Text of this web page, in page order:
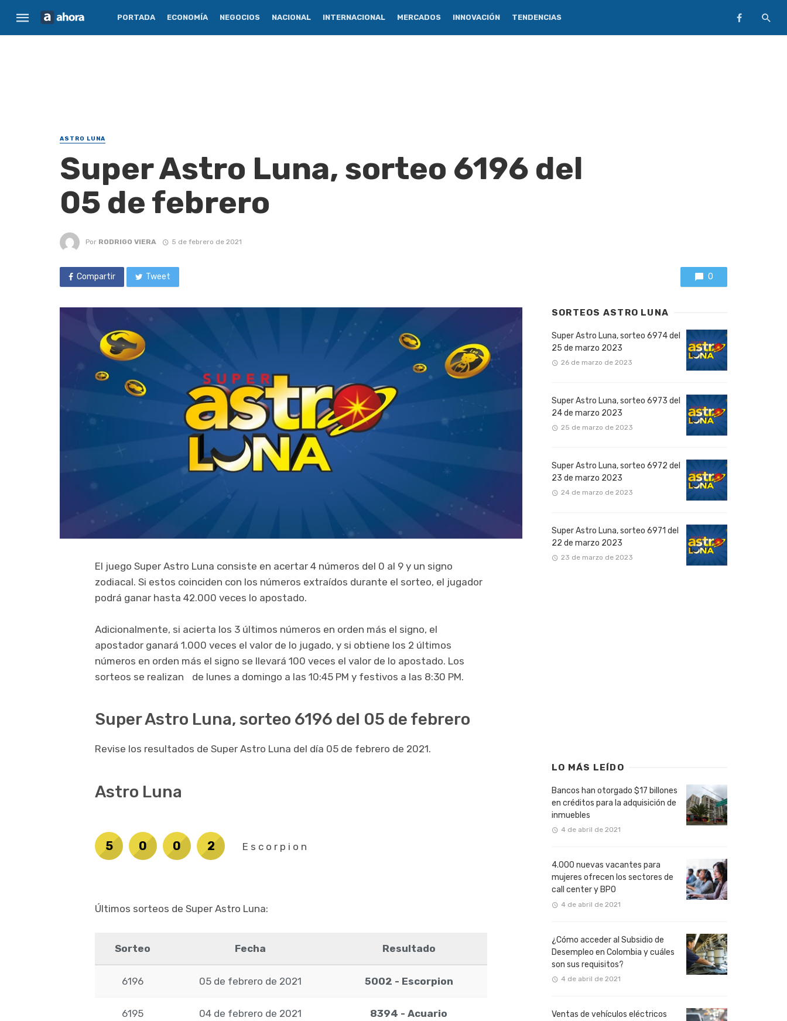
PORTADA ECONOMÍA NEGOCIOS NACIONAL INTERNACIONAL MERCADOS INNOVACIÓN TENDENCIAS
ASTRO LUNA
Super Astro Luna, sorteo 6196 del
05 de febrero
Por RODRIGO VIERA 5 de febrero de 2021
Compartir Tweet 0
El juego Super Astro Luna consiste en acertar 4 números del 0 al 9 y un signo
zodiacal. Si estos coinciden con los números extraídos durante el sorteo, el jugador
podrá ganar hasta 42.000 veces lo apostado.
Adicionalmente, si acierta los 3 últimos números en orden más el signo, el
apostador ganará 1.000 veces el valor de lo jugado, y si obtiene los 2 últimos
números en orden más el signo se llevará 100 veces el valor de lo apostado. Los
sorteos se realizan de lunes a domingo a las 10:45 PM y festivos a las 8:30 PM.
Super Astro Luna, sorteo 6196 del 05 de febrero
Revise los resultados de Super Astro Luna del día 05 de febrero de 2021.
Astro Luna
5 0 0 2 Escorpion
Últimos sorteos de Super Astro Luna:
Sorteo Fecha Resultado
6196 05 de febrero de 2021 5002 - Escorpion
6195 04 de febrero de 2021 8394 - Acuario
SORTEOS ASTRO LUNA
Super Astro Luna, sorteo 6974 del
25 de marzo 2023
26 de marzo de 2023
Super Astro Luna, sorteo 6973 del
24 de marzo 2023
25 de marzo de 2023
Super Astro Luna, sorteo 6972 del
23 de marzo 2023
24 de marzo de 2023
Super Astro Luna, sorteo 6971 del
22 de marzo 2023
23 de marzo de 2023
LO MÁS LEÍDO
Bancos han otorgado $17 billones
en créditos para la adquisición de
inmuebles
4 de abril de 2021
4.000 nuevas vacantes para
mujeres ofrecen los sectores de
call center y BPO
4 de abril de 2021
¿Cómo acceder al Subsidio de
Desempleo en Colombia y cuáles
son sus requisitos?
4 de abril de 2021
Ventas de vehículos eléctricos